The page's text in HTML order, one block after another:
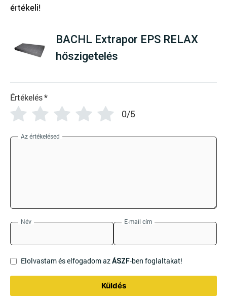
BACHL Extrapor EPS RELAX
hőszigetelés
Értékelés*
0/5
Az értékelésed
Név E-mail cím
Elolvastam és elfogadom azÁSZF-ben foglaltakat!
Küldés